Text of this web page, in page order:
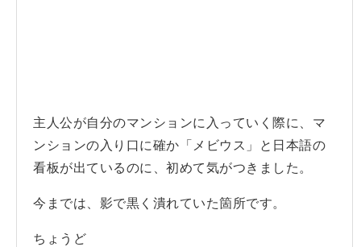
主人公が自分のマンションに入っていく際に、マ
ンションの入り口に確か「メビウス」と日本語の
看板が出ているのに、初めて気がつきました。
今までは、影で黒く潰れていた箇所です。
ちょうど